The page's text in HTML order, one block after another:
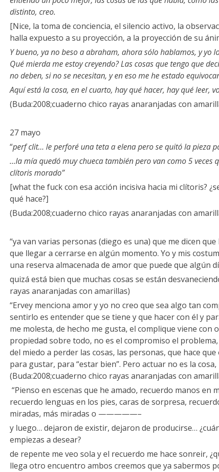
distinto, creo.
[Nice, la toma de conciencia, el silencio activo, la
halla expuesto a su proyección, a la proyección de su
Y bueno, ya no beso a abraham, ahora sólo hablamos, y yo
Qué mierda me estoy creyendo? Las cosas que tengo que
no deben, si no se necesitan, y en eso me he estado
Aquí está la cosa, en el cuarto, hay qué hacer, hay qué leer,
(Buda:2008;cuaderno chico rayas anaranjadas con
27 mayo
“perf clit… le perforé una teta a elena pero se quitó la pieza
…la mía quedó muy chueca también pero van como 5 veces
clítoris morado”
[what the fuck con esa acción incisiva hacia mi clítoris?
qué hace?]
(Buda:2008;cuaderno chico rayas anaranjadas con
“ya van varias personas (diego es una) que me dicen
que llegar a cerrarse en algún momento. Yo y mis
una reserva almacenada de amor que puede que algún
quizá está bien que muchas cosas se están
rayas anaranjadas con amarillas)
“Ervey menciona amor y yo no creo que sea algo tan
sentirlo es entender que se tiene y que hacer con él y
me molesta, de hecho me gusta, el complique viene con
propiedad sobre todo, no es el compromiso el
del miedo a perder las cosas, las personas, que hace
para gustar, para “estar bien”. Pero actuar no es la
(Buda:2008;cuaderno chico rayas anaranjadas con
“Pienso en escenas que he amado, recuerdo manos en
recuerdo lenguas en los pies, caras de sorpresa,
miradas, más miradas o —————–
y luego… dejaron de existir, dejaron de producirse…
empiezas a desear?
de repente me veo sola y el recuerdo me hace sonreir,
llega otro encuentro ambos creemos que ya sabermos